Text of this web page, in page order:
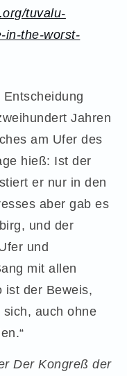
tuvalu-
in-the-worst-
Jahren
am Ufer des
hieß: Ist der
er nur in den
aber gab es
und der
und
mit allen
ist der Beweis,
auch ohne
Der Kongreß der